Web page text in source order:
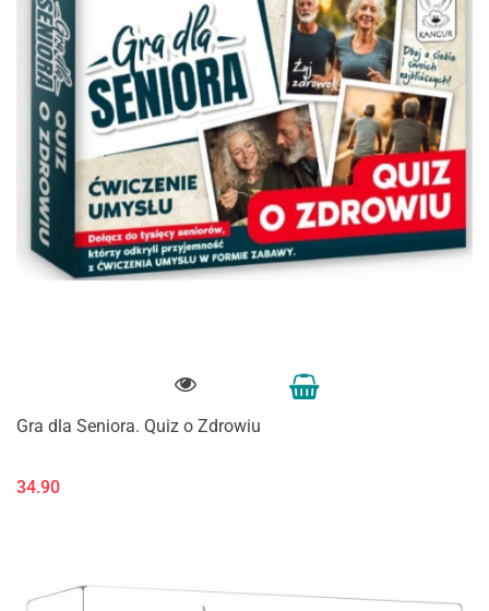
Gra dla Seniora. Quiz o Zdrowiu
34.90